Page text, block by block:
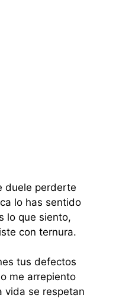
duele perderte
lo has sentido
lo que siento,
con ternura.
tus defectos
me arrepiento
vida se respetan